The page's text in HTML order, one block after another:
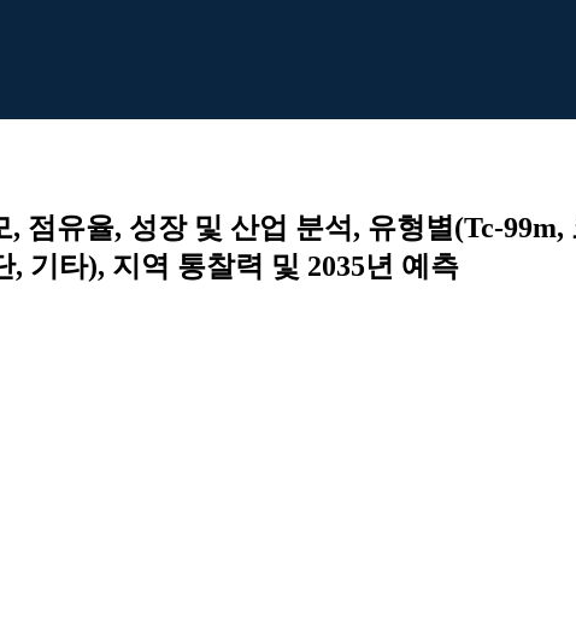
점유율, 성장 및 산업 분석, 유형별(Tc-
기타), 지역 통찰력 및 2035년 예측